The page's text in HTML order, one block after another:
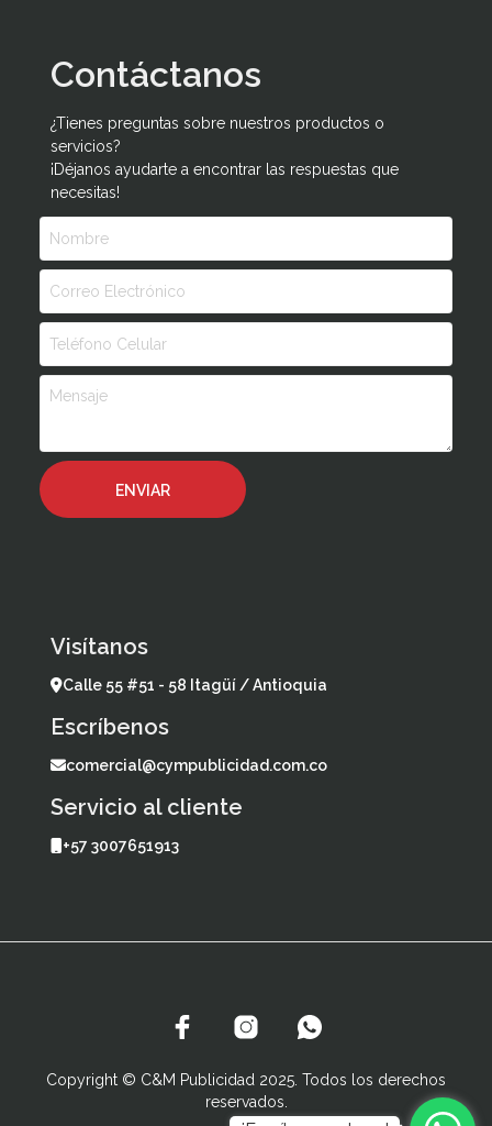
Contáctanos
¿Tienes preguntas sobre nuestros productos o
servicios?
¡Déjanos ayudarte a encontrar las respuestas que
necesitas!
Visítanos
Calle 55 #51 - 58 Itagüí / Antioquia
Escríbenos
comercial@cympublicidad.com.co
Servicio al cliente
+57 3007651913
Copyright © C&M Publicidad 2025. Todos los derechos
reservados.